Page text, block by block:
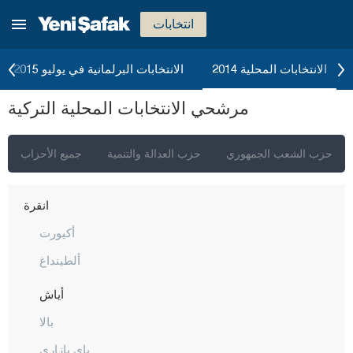
انتخابات
الانتخابات البرلمانية في يوليو 2015 الانتخابات المحلية 2014
مرشحي الانتخابات المحلية التركية
جميع الأحزاب حزب العدالة والتنمية حزب الشعب الجمهوري
إسطنبول
أنقرة
أكيورت
ألطينداغ
أياش
بالا
باي بازاري